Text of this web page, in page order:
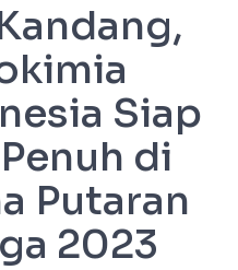
Siap
di
Putaran
2023